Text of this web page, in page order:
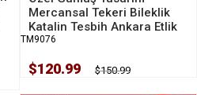
Mercansal Tekeri Bileklik
Katalin Tesbih Ankara Etlik
TM9076
$120.99 $150.99